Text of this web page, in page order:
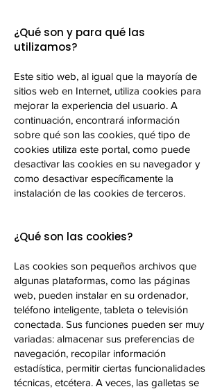
¿Qué son y para qué las
utilizamos?
Este sitio web, al igual que la mayoría de
sitios web en Internet, utiliza cookies para
mejorar la experiencia del usuario. A
continuación, encontrará información
sobre qué son las cookies, qué tipo de
cookies utiliza este portal, como puede
desactivar las cookies en su navegador y
como desactivar específicamente la
instalación de las cookies de terceros.
¿Qué son las cookies?
Las cookies son pequeños archivos que
algunas plataformas, como las páginas
web, pueden instalar en su ordenador,
teléfono inteligente, tableta o televisión
conectada. Sus funciones pueden ser muy
variadas: almacenar sus preferencias de
navegación, recopilar información
estadística, permitir ciertas funcionalidades
técnicas, etcétera. A veces, las galletas se